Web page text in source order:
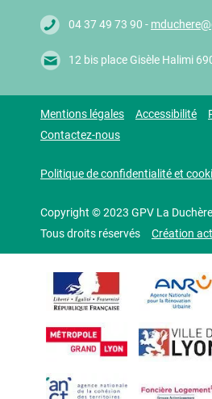
04 37 49 73 90 -
12 bis place Gisèle Halimi
Mentions légales Accessibilité
Contactez-nous
Politique de confidentialité et
Copyright © 2023 GPV La Duchère
Tous droits réservés
Création